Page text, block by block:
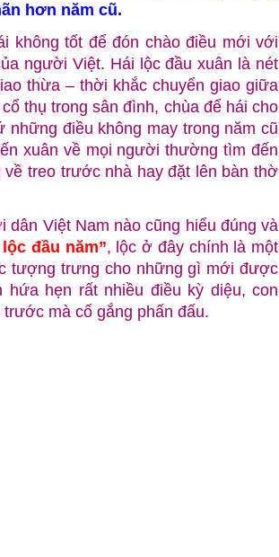
hơn năm cũ.
không tốt để đón chào điều mới với
người Việt. Hái lộc đầu xuân là nét
thừa – thời khắc chuyển giao giữa
thụ trong sân đình, chùa để hái cho
những điều không may trong năm cũ
xuân về mọi người thường tìm đến
treo trước nhà hay đặt lên bàn thờ
Việt Nam nào cũng hiểu đúng và
lộc đầu năm”, lộc ở đây chính là một
tượng trưng cho những gì mới được
hẹn rất nhiều điều kỳ diệu, con
mà cố gắng phấn đấu.